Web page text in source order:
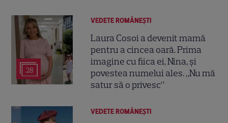
28
VEDETE ROMÂNEŞTI
Laura Cosoi a devenit mamă
pentru a cincea oară. Prima
imagine cu fiica ei, Nina, și
povestea numelui ales. „Nu mă
satur să o privesc”
VEDETE ROMÂNEŞTI